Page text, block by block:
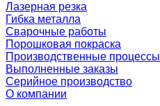
Лазерная резка
Гибка металла
Сварочные работы
Порошковая покраска
Производственные процессы
Выполненные заказы
Серийное производство
О компании